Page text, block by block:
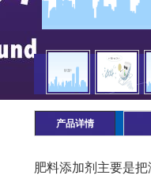
产品详情
肥料添加剂主要是